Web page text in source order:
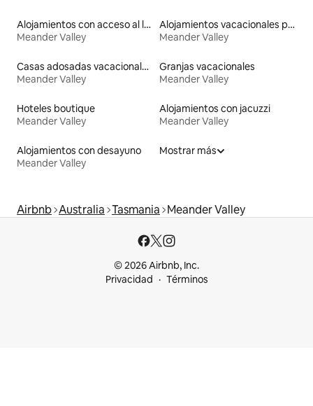
Alojamientos con acceso al lago
Meander Valley
Alojamientos vacacionales para familias
Meander Valley
Casas adosadas vacacionales
Meander Valley
Granjas vacacionales
Meander Valley
Hoteles boutique
Meander Valley
Alojamientos con jacuzzi
Meander Valley
Alojamientos con desayuno
Meander Valley
Mostrar más
Airbnb Australia Tasmania Meander Valley
© 2026 Airbnb, Inc.
Privacidad
Términos